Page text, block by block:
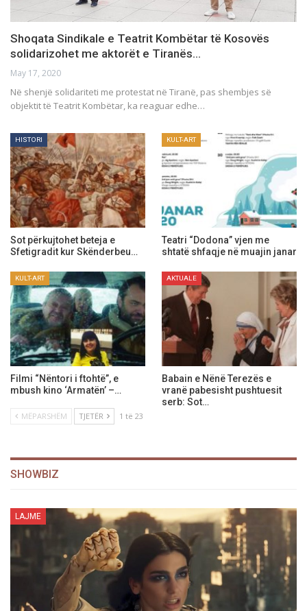
Shoqata Sindikale e Teatrit Kombëtar të Kosovës
solidarizohet me aktorët e Tiranës…
May 17, 2020
Në shenjë solidariteti me protestat në Tiranë, pas shembjes së
objektit të Teatrit Kombëtar, ka reaguar edhe…
HISTORI
Sot përkujtohet beteja e
Sfetigradit kur Skënderbeu…
KULT-ART
Teatri “Dodona” vjen me
shtatë shfaqje në muajin janar
KULT-ART
Filmi “Nëntori i ftohtë”, e
mbush kino ‘Armatën’ –…
AKTUALE
Babain e Nënë Terezës e
vranë pabesisht pushtuesit
serb: Sot…
MËPARSHËM TJETËR 1 të 23
SHOWBIZ
LAJME